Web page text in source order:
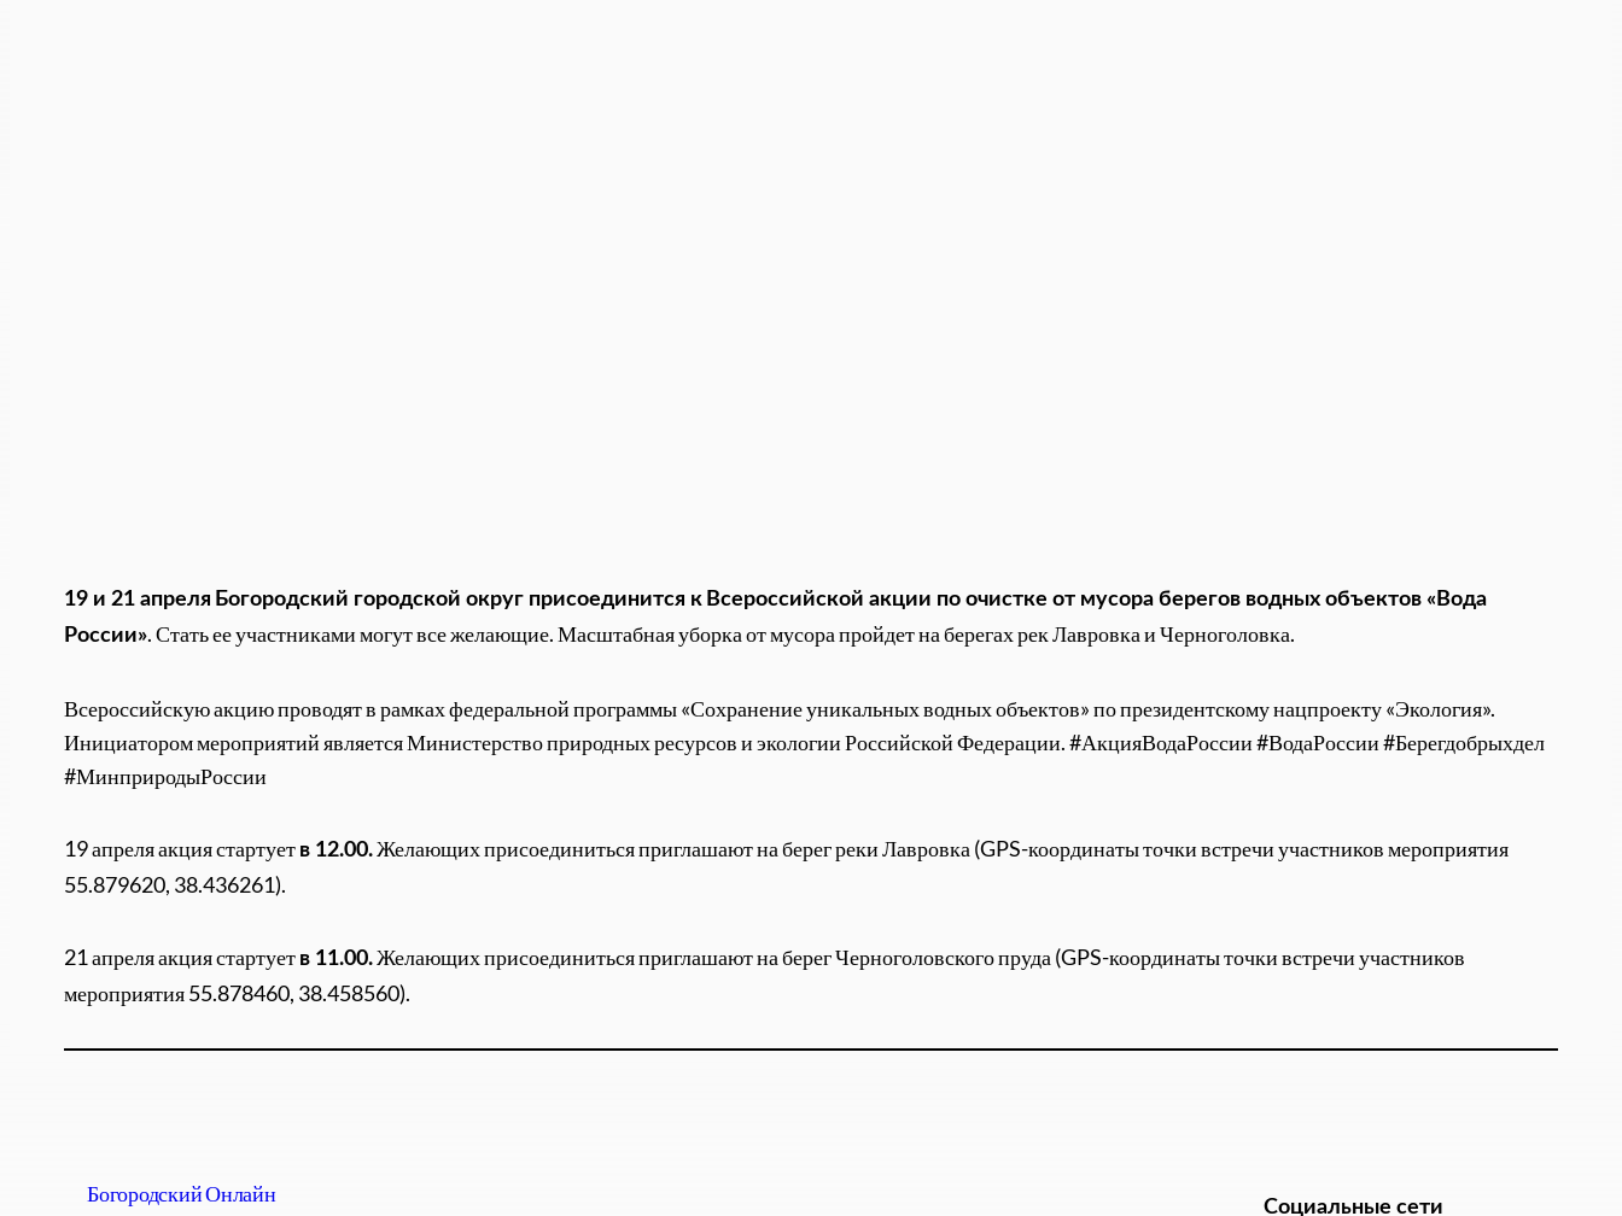
19 и 21 апреля Богородский городской округ присоединится к Всероссийской акции по очистке от мусора берегов водных объектов «Вода
России». Стать ее участниками могут все желающие. Масштабная уборка от мусора пройдет на берегах рек Лавровка и Черноголовка.
Всероссийскую акцию проводят в рамках федеральной программы «Сохранение уникальных водных объектов» по президентскому нацпроекту «Экология».
Инициатором мероприятий является Министерство природных ресурсов и экологии Российской Федерации. #АкцияВодаРоссии #ВодаРоссии #Берегдобрыхдел
#МинприродыРоссии
19 апреля акция стартует в 12.00.Желающих присоединиться приглашают на берег реки Лавровка (GPS-координаты точки встречи участников мероприятия
55.879620, 38.436261).
21 апреля акция стартует в 11.00.Желающих присоединиться приглашают на берег Черноголовского пруда (GPS-координаты точки встречи участников
мероприятия 55.878460, 38.458560).
Богородский Онлайн
Социальные сети